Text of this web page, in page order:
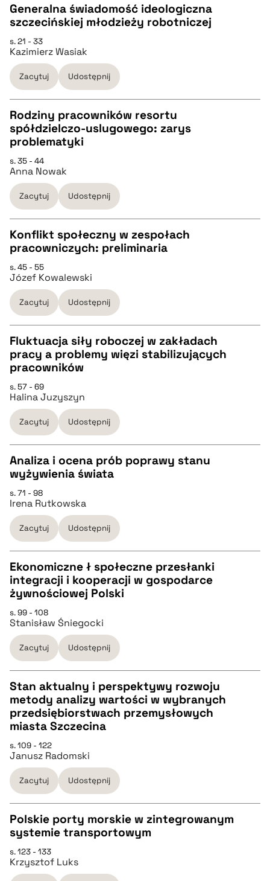
CZYSTY TEKST
pobierz cytat
BIBTEX
pobierz cytat
Generalna świadomość ideologiczna
szczecińskiej młodzieży robotniczej
s. 21 - 33
Kazimierz Wasiak
Zacytuj Udostępnij
CZYSTY TEKST
pobierz cytat
BIBTEX
pobierz cytat
Rodziny pracowników resortu
spółdzielczo-uslugowego: zarys
problematyki
s. 35 - 44
Anna Nowak
Zacytuj Udostępnij
CZYSTY TEKST
pobierz cytat
BIBTEX
pobierz cytat
Konflikt społeczny w zespołach
pracowniczych: preliminaria
s. 45 - 55
Józef Kowalewski
Zacytuj Udostępnij
CZYSTY TEKST
pobierz cytat
BIBTEX
pobierz cytat
Fluktuacja siły roboczej w zakładach
pracy a problemy więzi stabilizujących
pracowników
s. 57 - 69
Halina Juzyszyn
Zacytuj Udostępnij
CZYSTY TEKST
pobierz cytat
BIBTEX
pobierz cytat
Analiza i ocena prób poprawy stanu
wyżywienia świata
s. 71 - 98
Irena Rutkowska
Zacytuj Udostępnij
CZYSTY TEKST
pobierz cytat
BIBTEX
pobierz cytat
Ekonomiczne ł społeczne przesłanki
integracji i kooperacji w gospodarce
żywnościowej Polski
s. 99 - 108
Stanisław Śniegocki
Zacytuj Udostępnij
CZYSTY TEKST
pobierz cytat
BIBTEX
pobierz cytat
Stan aktualny i perspektywy rozwoju
metody analizy wartości w wybranych
przedsiębiorstwach przemysłowych
miasta Szczecina
s. 109 - 122
Janusz Radomski
Zacytuj Udostępnij
CZYSTY TEKST
pobierz cytat
Polskie porty morskie w zintegrowanym
systemie transportowym
s. 123 - 133
Krzysztof Luks